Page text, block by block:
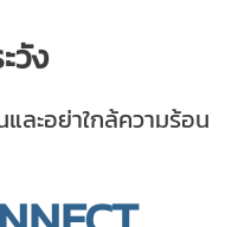
วัง
ละอย่าใกล้ความร้อน